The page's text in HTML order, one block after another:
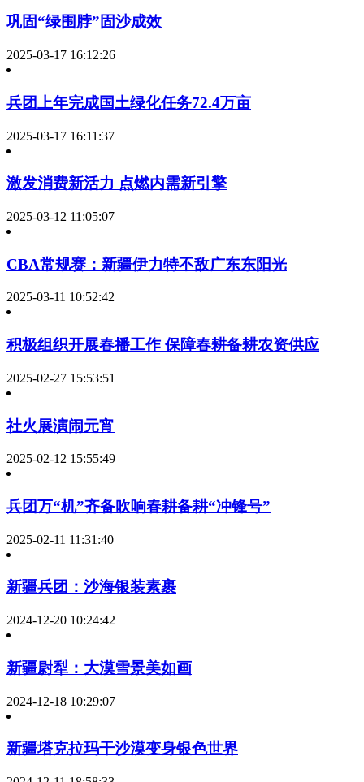
巩固“绿围脖”固沙成效
2025-03-17 16:12:26
兵团上年完成国土绿化任务72.4万亩
2025-03-17 16:11:37
激发消费新活力 点燃内需新引擎
2025-03-12 11:05:07
CBA常规赛：新疆伊力特不敌广东东阳光
2025-03-11 10:52:42
积极组织开展春播工作 保障春耕备耕农资供应
2025-02-27 15:53:51
社火展演闹元宵
2025-02-12 15:55:49
兵团万“机”齐备吹响春耕备耕“冲锋号”
2025-02-11 11:31:40
新疆兵团：沙海银装素裹
2024-12-20 10:24:42
新疆尉犁：大漠雪景美如画
2024-12-18 10:29:07
新疆塔克拉玛干沙漠变身银色世界